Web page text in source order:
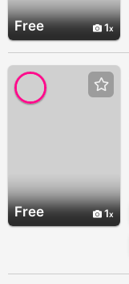
Free 1
Free 1